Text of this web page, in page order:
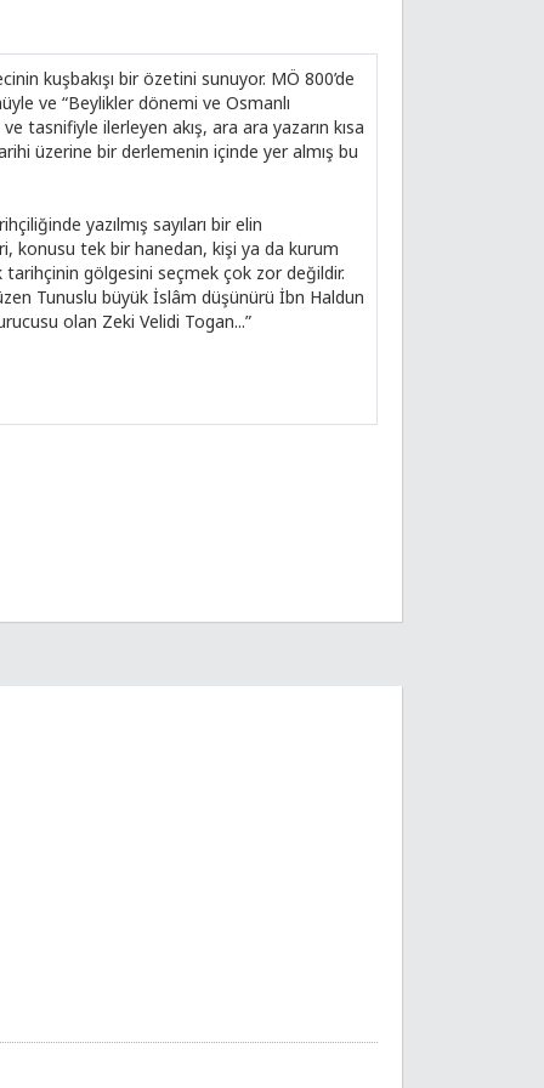
kuşbakışı bir özetini sunuyor. MÖ 800’de
ve “Beylikler dönemi ve Osmanlı
tasnifiyle ilerleyen akış, ara ara yazarın kısa
üzerine bir derlemenin içinde yer almış bu
yazılmış sayıları bir elin
konusu tek bir hanedan, kişi ya da kurum
tarihçinin gölgesini seçmek çok zor değildir.
Tunuslu büyük İslâm düşünürü İbn Haldun
olan Zeki Velidi Togan...”